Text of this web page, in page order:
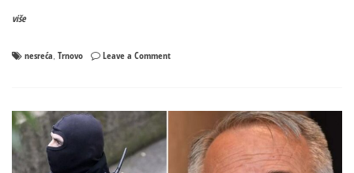
više
nesreća, Trnovo Leave a Commenton
Jedna
osoba